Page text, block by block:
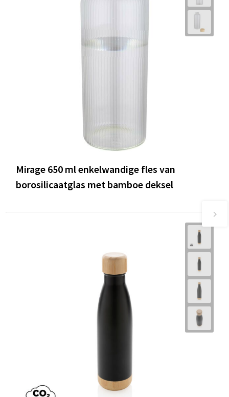
Mirage 650 ml enkelwandige fles van
borosilicaatglas met bamboe deksel